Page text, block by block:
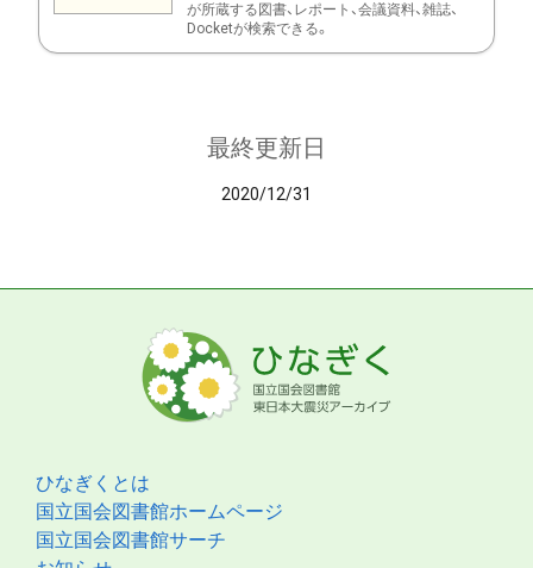
が所蔵する図書、レポート、会議資料、雑誌、
Docketが検索できる。
最終更新日
2020/12/31
ひなぎくとは
国立国会図書館ホームページ
国立国会図書館サーチ